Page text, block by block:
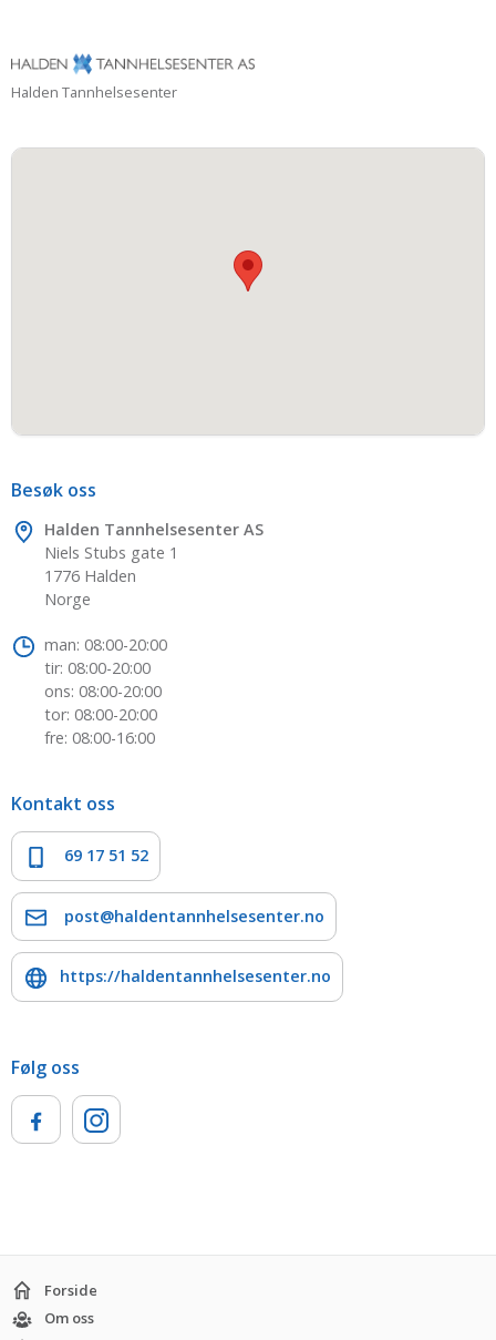
Halden Tannhelsesenter
Besøk oss
Halden Tannhelsesenter AS
Niels Stubs gate 1
1776 Halden
Norge
man: 08:00-20:00
tir: 08:00-20:00
ons: 08:00-20:00
tor: 08:00-20:00
fre: 08:00-16:00
Kontakt oss
69 17 51 52
post@haldentannhelsesenter.no
https://haldentannhelsesenter.no
Følg oss
Forside
Om oss